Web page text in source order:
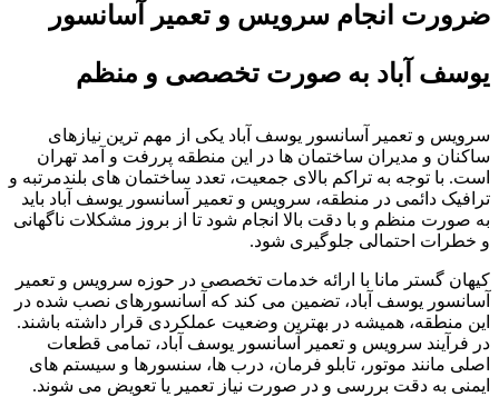
ضرورت انجام سرویس و تعمیر آسانسور
یوسف آباد به صورت تخصصی و منظم
سرویس و تعمیر آسانسور یوسف آباد یکی از مهم ترین نیازهای
ساکنان و مدیران ساختمان ها در این منطقه پررفت و آمد تهران
است. با توجه به تراکم بالای جمعیت، تعدد ساختمان های بلندمرتبه و
ترافیک دائمی در منطقه، سرویس و تعمیر آسانسور یوسف آباد باید
به صورت منظم و با دقت بالا انجام شود تا از بروز مشکلات ناگهانی
و خطرات احتمالی جلوگیری شود.
کیهان گستر مانا با ارائه خدمات تخصصی در حوزه سرویس و تعمیر
آسانسور یوسف آباد، تضمین می کند که آسانسورهای نصب شده در
این منطقه، همیشه در بهترین وضعیت عملکردی قرار داشته باشند.
در فرآیند سرویس و تعمیر آسانسور یوسف آباد، تمامی قطعات
اصلی مانند موتور، تابلو فرمان، درب ها، سنسورها و سیستم های
ایمنی به دقت بررسی و در صورت نیاز تعمیر یا تعویض می شوند.